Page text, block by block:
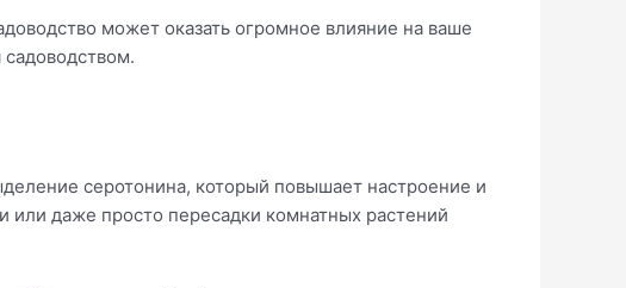
может оказать огромное влияние на ваше
серотонина, который повышает настроение и
или даже просто пересадки комнатных растений